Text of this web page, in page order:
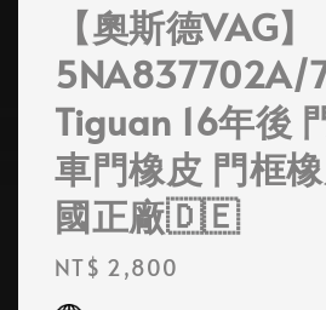
【奧斯德VAG】
5NA837702A/
Tiguan 16年後
車門橡皮 門框
國正廠🇩🇪
Regular
price
NT$ 2,800